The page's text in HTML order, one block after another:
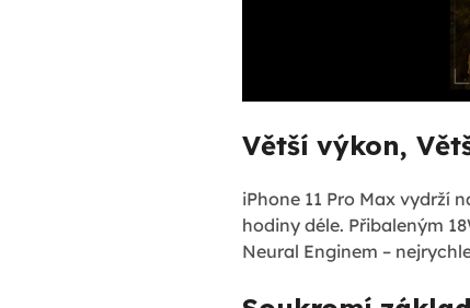
Větší výkon,
iPhone 11 Pro Max vydrží
hodiny déle. Přibaleným
Neural Enginem –